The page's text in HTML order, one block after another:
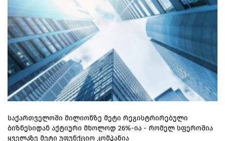
საქართველოში მილიონზე მეტი რეგისტრირებული
ბიზნესიდან აქტიური მხოლოდ 26%-ია - რომელ სფეროშია
ყველაზე მეტი უფუნქციო კომპანია